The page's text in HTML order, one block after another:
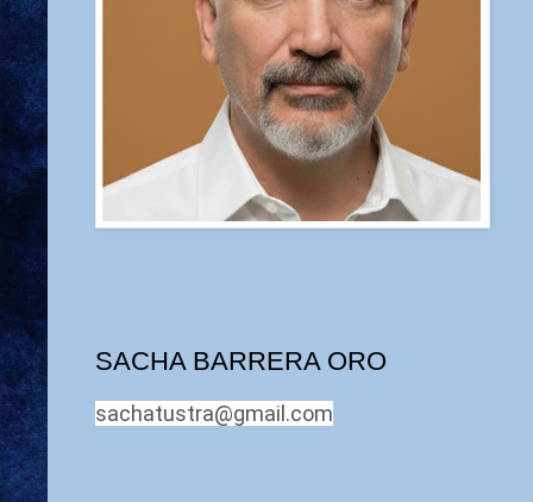
SACHA BARRERA ORO
sachatustra@gmail.com